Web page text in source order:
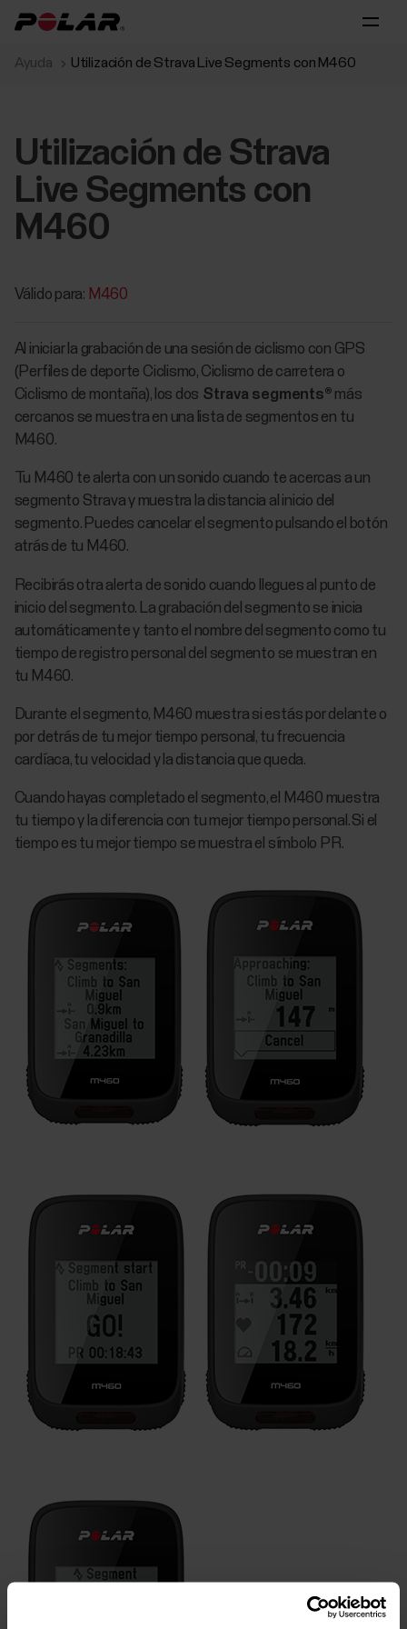
Ayuda Utilización de Strava Live Segments con M460
Utilización de Strava
Live Segments con
M460
Válido para: M460
Al iniciar la grabación de una sesión de ciclismo con GPS
(Perfiles de deporte Ciclismo, Ciclismo de carretera o
Ciclismo de montaña), los dos Strava segments® más
cercanos se muestra en una lista de segmentos en tu
M460.
Tu M460 te alerta con un sonido cuando te acercas a un
segmento Strava y muestra la distancia al inicio del
segmento. Puedes cancelar el segmento pulsando el botón
atrás de tu M460.
Recibirás otra alerta de sonido cuando llegues al punto de
inicio del segmento. La grabación del segmento se inicia
automáticamente y tanto el nombre del segmento como tu
tiempo de registro personal del segmento se muestran en
tu M460.
Durante el segmento, M460 muestra si estás por delante o
por detrás de tu mejor tiempo personal, tu frecuencia
cardíaca, tu velocidad y la distancia que queda.
Cuando hayas completado el segmento, el M460 muestra
tu tiempo y la diferencia con tu mejor tiempo personal. Si el
tiempo es tu mejor tiempo se muestra el símbolo PR.